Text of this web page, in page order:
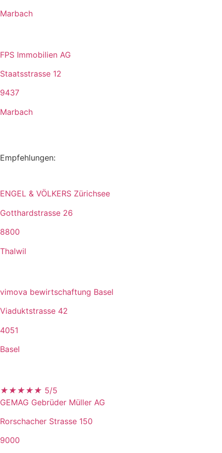
Marbach
FPS Immobilien AG
Staatsstrasse 12
9437
Marbach
Empfehlungen:
ENGEL & VÖLKERS Zürichsee
Gotthardstrasse 26
8800
Thalwil
vimova bewirtschaftung Basel
Viaduktstrasse 42
4051
Basel
★★★★★ 5/5
GEMAG Gebrüder Müller AG
Rorschacher Strasse 150
9000